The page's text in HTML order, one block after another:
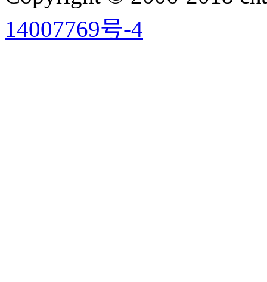
14007769号-4